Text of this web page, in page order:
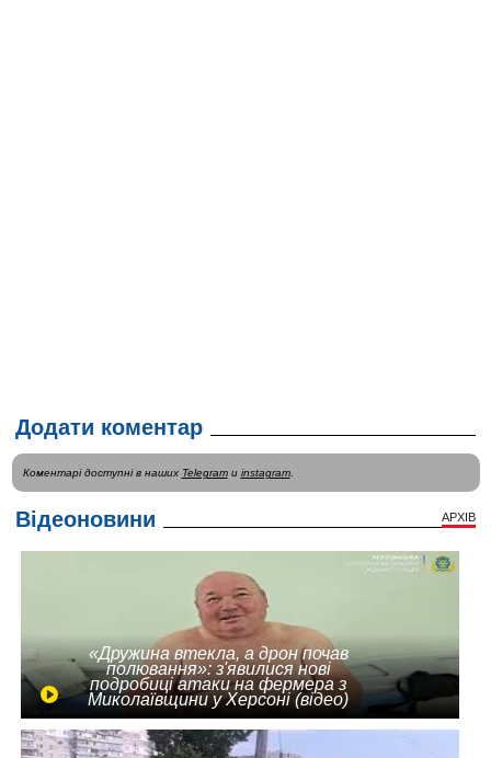
Додати коментар
Коментарі доступні в наших Telegramи instagram.
Відеоновини АРХІВ
«Дружина втекла, а дрон почав
полювання»: з'явилися нові
подробиці атаки на фермера з
Миколаївщини у Херсоні (відео)